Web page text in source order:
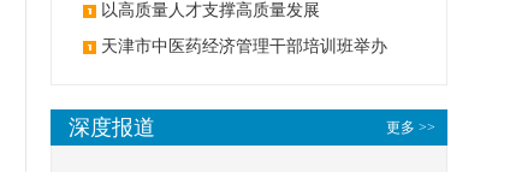
以高质量人才支撑高质量发展
天津市中医药经济管理干部培训班举办
更多 >>
深度报道